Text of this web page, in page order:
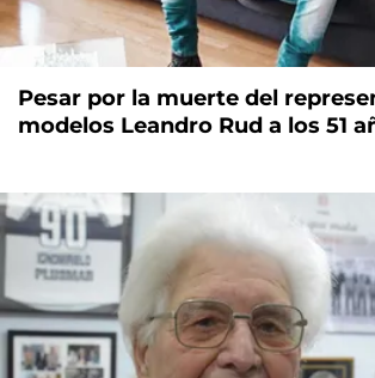
Pesar por la muerte del
modelos Leandro Rud a los 51